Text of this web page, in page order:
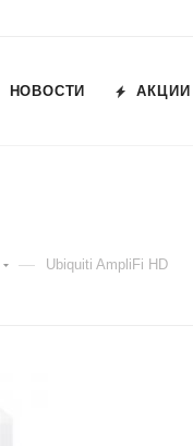
НОВОСТИ АКЦИИ
— Ubiquiti AmpliFi HD